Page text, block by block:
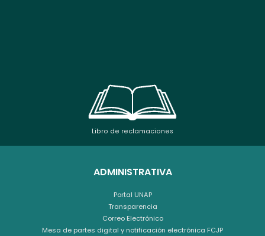
Libro de reclamaciones
ADMINISTRATIVA
Portal UNAP
Transparencia
Correo Electrónico
Mesa de partes digital y notificación electrónica FCJP